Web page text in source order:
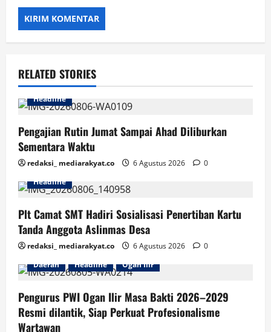
RELATED STORIES
Headline
Pengajian Rutin Jumat Sampai Ahad Diliburkan
Sementara Waktu
redaksi_ mediarakyat.co 6 Agustus 2026
0
Headline
Plt Camat SMT Hadiri Sosialisasi Penertiban Kartu
Tanda Anggota Aslinmas Desa
redaksi_ mediarakyat.co 6 Agustus 2026
0
Daerah
Headline Ogan Ilir
Pengurus PWI Ogan Ilir Masa Bakti 2026–2029
Resmi dilantik, Siap Perkuat Profesionalisme
Wartawan